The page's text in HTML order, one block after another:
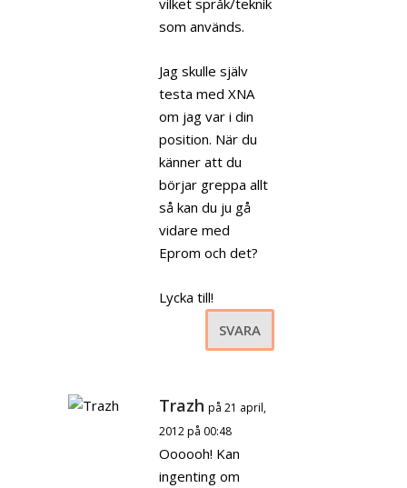
som används.
Jag skulle själv
testa med XNA
om jag var i din
position. När du
känner att du
börjar greppa allt
så kan du ju gå
vidare med
Eprom och det?
Lycka till!
SVARA
Trazh på 21 april,
2012 på 00:48
Oooooh! Kan
ingenting om